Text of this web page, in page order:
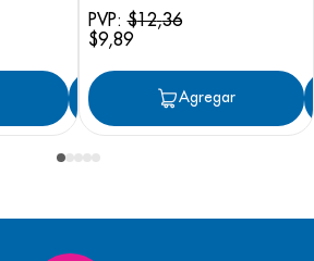
Agregar
PVP:$12,36
$9,89
Agregar